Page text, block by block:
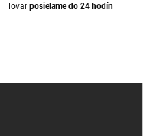
Tovar posielame do 24 hodín